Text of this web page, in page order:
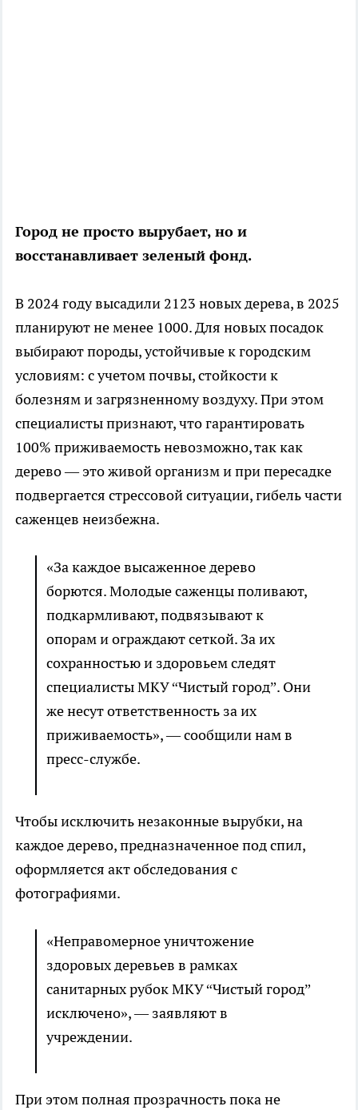
Город не просто вырубает, но и
восстанавливает зеленый фонд.
В 2024 году высадили 2123 новых дерева, в 2025
планируют не менее 1000. Для новых посадок
выбирают породы, устойчивые к городским
условиям: с учетом почвы, стойкости к
болезням и загрязненному воздуху. При этом
специалисты признают, что гарантировать
100% приживаемость невозможно, так как
дерево — это живой организм и при пересадке
подвергается стрессовой ситуации, гибель части
саженцев неизбежна.
«За каждое высаженное дерево
борются. Молодые саженцы поливают,
подкармливают, подвязывают к
опорам и ограждают сеткой. За их
сохранностью и здоровьем следят
специалисты МКУ “Чистый город”. Они
же несут ответственность за их
приживаемость», — сообщили нам в
пресс-службе.
Чтобы исключить незаконные вырубки, на
каждое дерево, предназначенное под спил,
оформляется акт обследования с
фотографиями.
«Неправомерное уничтожение
здоровых деревьев в рамках
санитарных рубок МКУ “Чистый город”
исключено», — заявляют в
учреждении.
При этом полная прозрачность пока не